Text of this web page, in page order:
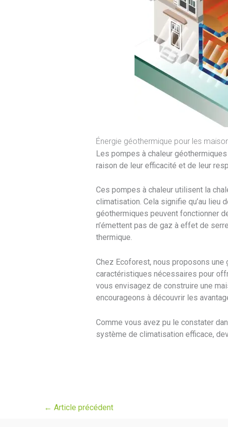
Énergie géothermique pour les
Les pompes à chaleur
raison de leur efficacité et de leur
Ces pompes à chaleur utilisent la
climatisation. Cela signifie qu’au lieu
géothermiques peuvent fonctionner
n’émettent pas de gaz à effet de
thermique.
Chez Ecoforest, nous proposons une
caractéristiques nécessaires pour
vous envisagez de construire une
encourageons à découvrir les
Comme vous avez pu le constater
système de climatisation efficace,
← Article précédent